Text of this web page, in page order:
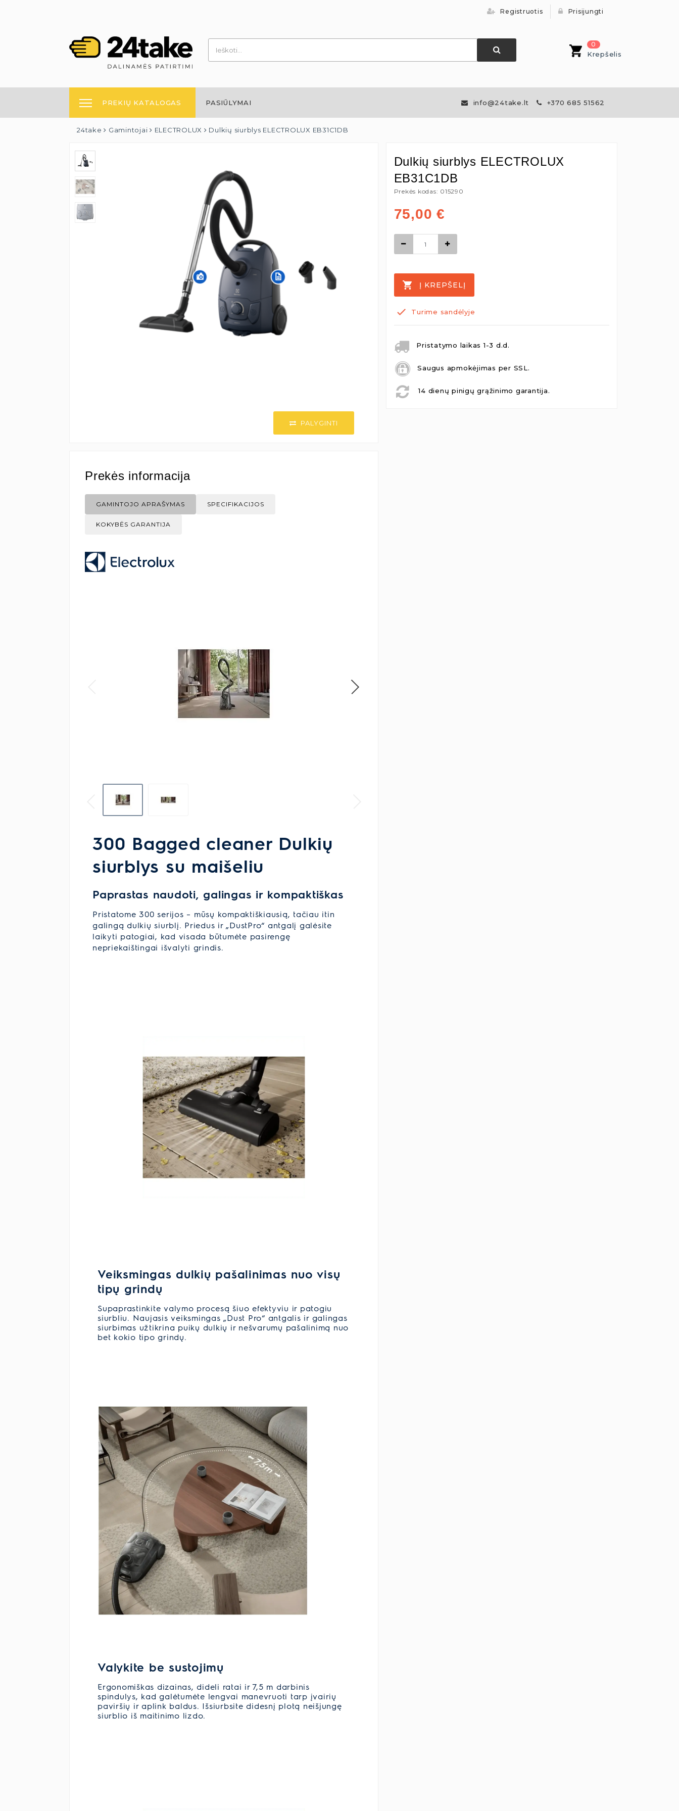
Registruotis Prisijungti
0
Krepšelis
PREKIŲ KATALOGAS PASIŪLYMAI info@24take.lt +370 685 51562
24take Gamintojai ELECTROLUX Dulkių siurblys ELECTROLUX EB31C1DB
PALYGINTI
Dulkių siurblys ELECTROLUX
EB31C1DB
Prekės kodas: 015290
75,00 €
Į KREPŠELĮ
Turime sandėlyje
Pristatymo laikas 1-3 d.d.
Saugus apmokėjimas per SSL.
14 dienų pinigų grąžinimo garantija.
Prekės informacija
GAMINTOJO APRAŠYMAS SPECIFIKACIJOS
KOKYBĖS GARANTIJA
300 Bagged cleaner Dulkių
siurblys su maišeliu
Paprastas naudoti, galingas ir kompaktiškas
Pristatome 300 serijos – mūsų kompaktiškiausią, tačiau itin
galingą dulkių siurblį. Priedus ir „DustPro“ antgalį galėsite
laikyti patogiai, kad visada būtumėte pasirengę
nepriekaištingai išvalyti grindis.
Veiksmingas dulkių pašalinimas nuo visų
tipų grindų
Supaprastinkite valymo procesą šiuo efektyviu ir patogiu
siurbliu. Naujasis veiksmingas „Dust Pro“ antgalis ir galingas
siurbimas užtikrina puikų dulkių ir nešvarumų pašalinimą nuo
bet kokio tipo grindų.
Valykite be sustojimų
Ergonomiškas dizainas, dideli ratai ir 7,5 m darbinis
spindulys, kad galėtumėte lengvai manevruoti tarp įvairių
paviršių ir aplink baldus. Išsiurbsite didesnį plotą neišjungę
siurblio iš maitinimo lizdo.